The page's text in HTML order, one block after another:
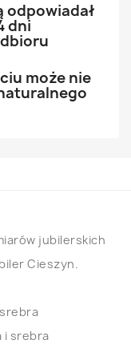
odpowiadał
dni
może nie
jubilerskich
Cieszyn.
i srebra